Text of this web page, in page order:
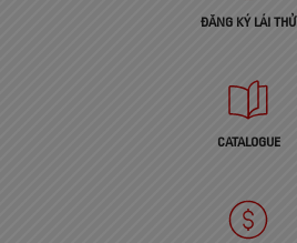
ĐĂNG KÝ LÁI THỬ
CATALOGUE